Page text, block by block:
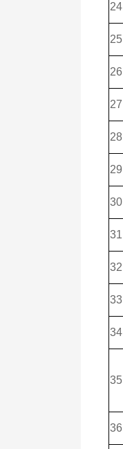
24
25
26
27
28
29
30
31
32
33
34
35
36